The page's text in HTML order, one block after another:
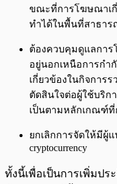
ขณะที่การโฆษณาเกี่
ทำได้ในพื้นที่สาธาร
ต้องควบคุมดูแลกา
อยู่นอกเหนือการกำ
เกี่ยวข้องในกิจการ
ตัดสินใจต่อผู้ใช้บริก
เป็นตามหลักเกณฑ์
ยกเลิกการจัดให้มีผู้
cryptocurrency
ทั้งนี้เพื่อเป็นการเพิ่มป